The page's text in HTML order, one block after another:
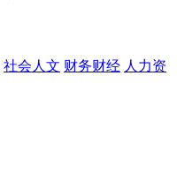
社会人文 财务财经 人力资